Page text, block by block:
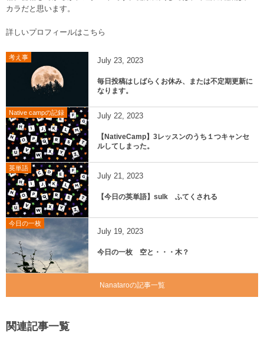
カラだと思います。
詳しいプロフィールはこちら
考え事 July 23 2023
毎日投稿はしばらくお休み、または不定期更新に
なります。
Native campの記録 July 22 2023
【NativeCamp】3レッスンのうち１つキャンセ
ルしてしまった。
英単語
July 21 2023
【今日の英単語】sulk ふてくされる
今日の一枚
July 19 2023
今日の一枚 空と・・・木？
Nanataroの記事一覧
関連記事一覧